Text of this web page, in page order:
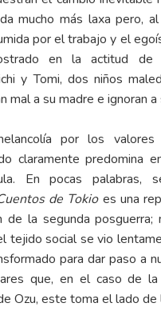
mucho más laxa pero,
por el trabajo y el
en la actitud
y Tomi, dos niños
mal a su madre e ignoran
por los
claramente predomina
En pocas palabras,
de Tokio es una
de la segunda
tejido social se vio
para dar paso a
que, en el caso de la
Ozu, este toma el lado de